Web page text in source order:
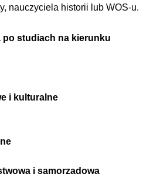
nauczyciela historii lub WOS-u.
po studiach na kierunku
i kulturalne
i samorządowa